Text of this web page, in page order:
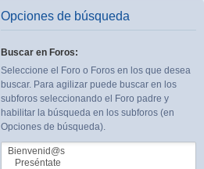
Opciones de búsqueda
Buscar en Foros:
Seleccione el Foro o Foros en los que desea
buscar. Para agilizar puede buscar en los
subforos seleccionando el Foro padre y
habilitar la búsqueda en los subforos (en
Opciones de búsqueda).